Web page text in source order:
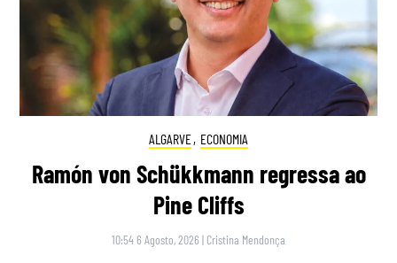
ALGARVE, ECONOMIA
Ramón von Schükkmann regressa ao
Pine Cliffs
10:54 6 Agosto, 2026 | Cristina Mendonça